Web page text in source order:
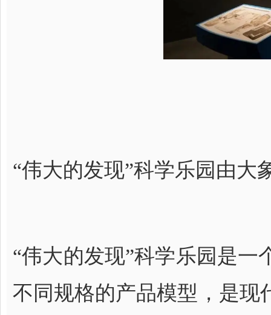
“伟大的发现”科学乐园由大
“伟大的发现”科学乐园是
不同规格的产品模型，是现